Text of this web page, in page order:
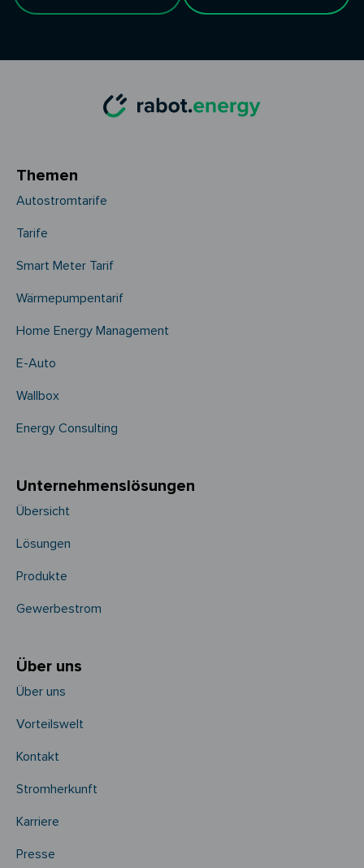
Themen
Autostromtarife
Tarife
Smart Meter Tarif
Wärmepumpentarif
Home Energy Management
E-Auto
Wallbox
Energy Consulting
Unternehmens­­lösungen
Übersicht
Lösungen
Produkte
Gewerbestrom
Über uns
Über uns
Vorteilswelt
Kontakt
Stromherkunft
Karriere
Presse